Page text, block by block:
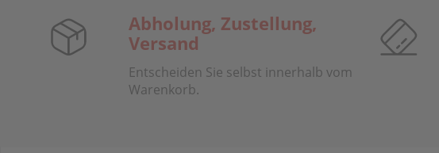
Abholung, Zustellung,
Versand
Entscheiden Sie selbst innerhalb vom
Warenkorb.